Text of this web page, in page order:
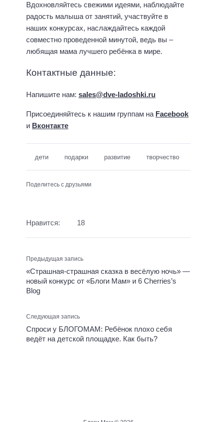
Вдохновляйтесь свежими идеями, наблюдайте
радость малыша от занятий, участвуйте в
наших конкурсах, наслаждайтесь каждой
совместно проведенной минутой, ведь вы –
любящая мама лучшего ребёнка в мире.
Контактные данные:
Напишите нам: sales@dve-ladoshki.ru
Присоединяйтесь к нашим группам на Facebook
и Вконтакте
дети подарки развитие творчество
Поделитесь с друзьями
Нравится: 18
Предыдущая запись
«Страшная-страшная сказка в весёлую ночь» —
новый конкурс от «Блоги Мам» и 6 Cherries’s
Blog
Следующая запись
Спроси у БЛОГОМАМ: Ребёнок плохо себя
ведёт на детской площадке. Как быть?